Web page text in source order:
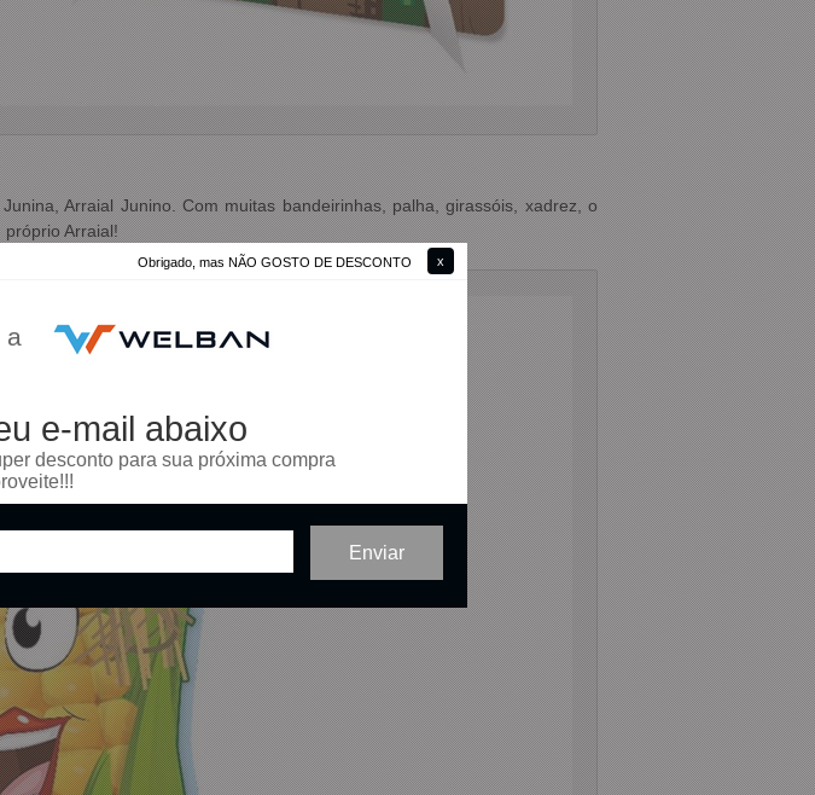
Obrigado, mas NÃO GOSTO DE DESCONTO
a
e-mail abaixo
desconto para sua próxima compra
Arraial Junino. Com muitas bandeirinhas, palha, girassóis, xadrez, o
Arraial!